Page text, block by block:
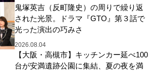
鬼塚英吉（反町隆史）の周りで繰り返
された光景。ドラマ『GTO』第３話で
光った演出の巧みさ
2026.08.04
【大阪・高槻市】キッチンカー延べ100
台が安満遺跡公園に集結、夏の夜を満